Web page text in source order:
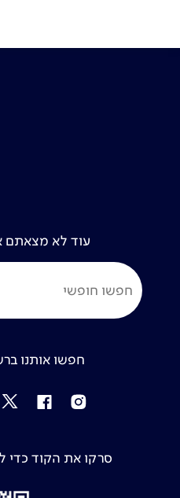
עוד לא
חפשו אותנו
Instagram
Facebook
Twitter
סרקו את הקוד כדי